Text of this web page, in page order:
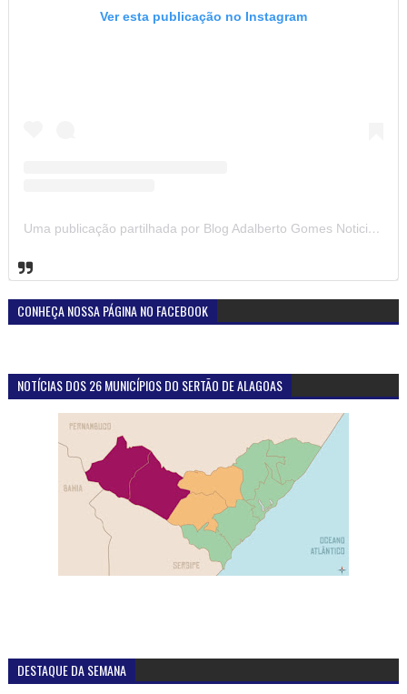
Ver esta publicação no Instagram
Uma publicação partilhada por Blog Adalberto Gomes Noticias (@blogadalbertogomesnoticiass)
CONHEÇA NOSSA PÁGINA NO FACEBOOK
NOTÍCIAS DOS 26 MUNICÍPIOS DO SERTÃO DE ALAGOAS
DESTAQUE DA SEMANA